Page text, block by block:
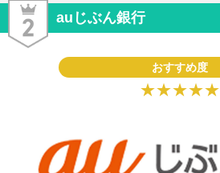
auじぶん銀行
おすすめ度
★★★★★